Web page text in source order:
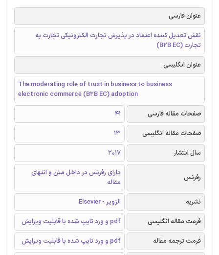
عنوان فارسی
نقش تعدیل کننده اعتماد در پذیرش تجارت الکترونیکی تجارت به
تجارت (B2B EC)
عنوان انگلیسی
The moderating role of trust in business to business
electronic commerce (B2B EC) adoption
صفحات مقاله فارسی
41
صفحات مقاله انگلیسی
13
سال انتشار
2017
رفرنس
دارای رفرنس در داخل متن و انتهای
مقاله
نشریه
الزویر - Elsevier
فرمت مقاله انگلیسی
pdf و ورد تایپ شده با قابلیت ویرایش
فرمت ترجمه مقاله
pdf و ورد تایپ شده با قابلیت ویرایش